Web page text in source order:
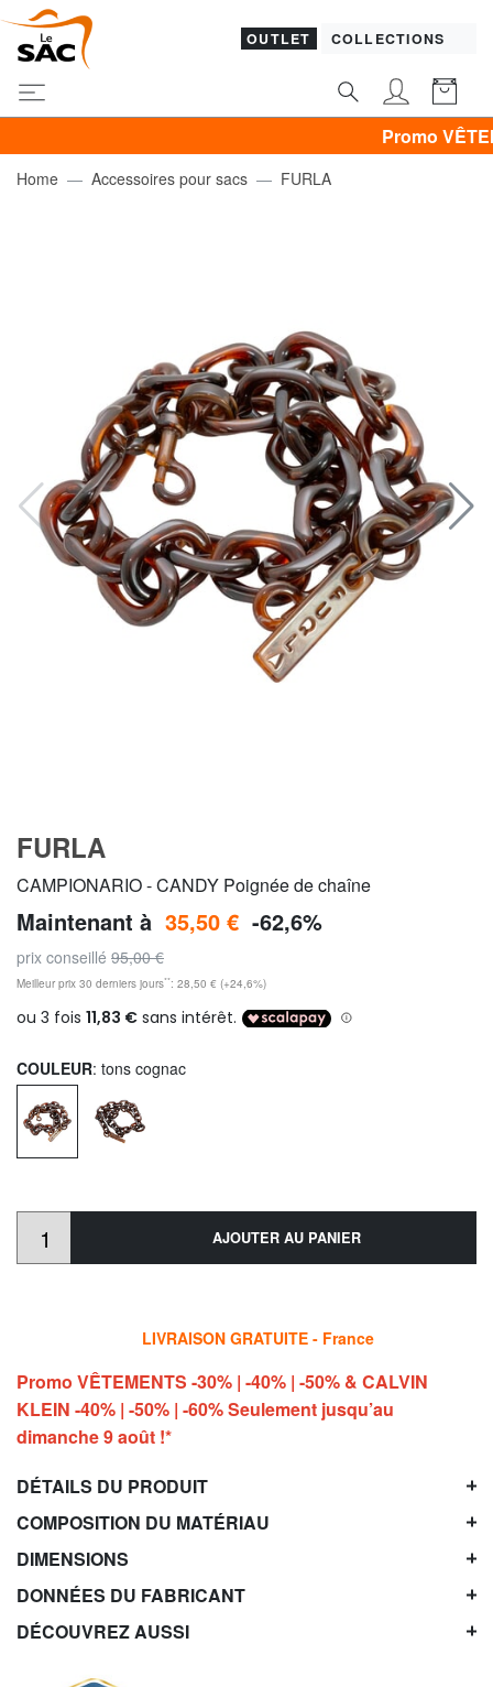
OUTLET COLLECTIONS
Promo
Home Accessoires pour sacs FURLA
FURLA
CAMPIONARIO - CANDY Poignée de chaîne
Maintenant à 35,50 € -62,6%
prix conseillé 95,00 €
Meilleur prix 30 derniers jours**: 28,50 € (+24,6%)
COULEUR: tons cognac
AJOUTER AU PANIER
LIVRAISON GRATUITE - France
Promo VÊTEMENTS -30% | -40% | -50% & CALVIN
KLEIN -40% | -50% | -60% Seulement jusqu’au
dimanche 9 août !*
DÉTAILS DU PRODUIT
COMPOSITION DU MATÉRIAU
DIMENSIONS
DONNÉES DU FABRICANT
DÉCOUVREZ AUSSI